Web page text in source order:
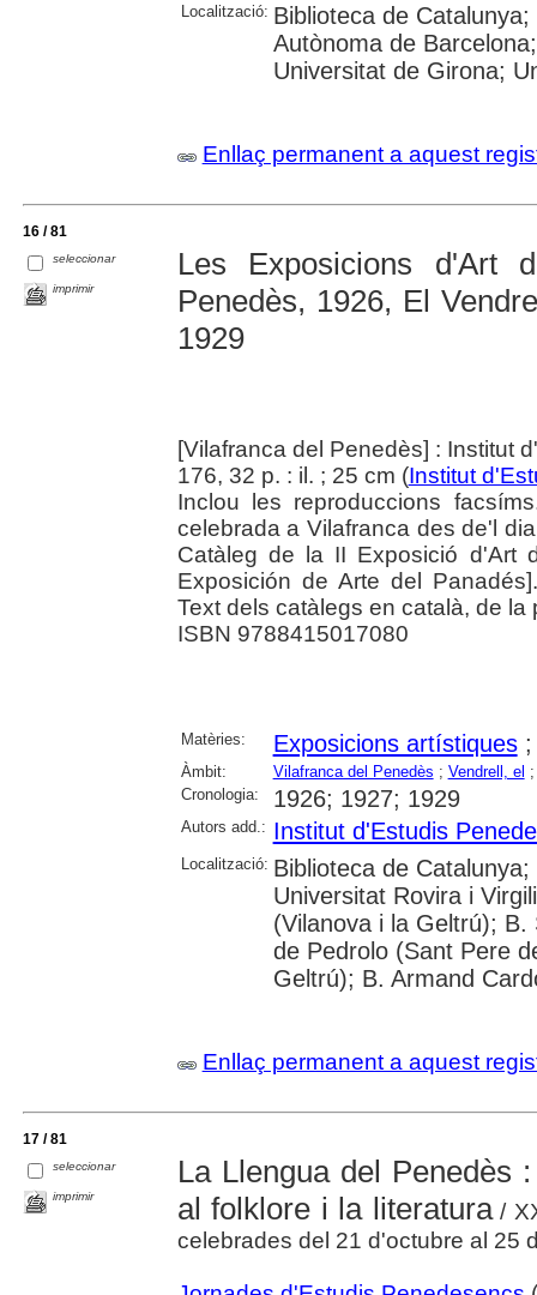
Localització: Biblioteca de
Autònoma de
Universitat de Girona;
Enllaç permanent a aquest
16 / 81
seleccionar
imprimir
Les Exposicions d'Art
Penedès, 1926, El
1929
[Vilafranca del Penedès] : Institut
176, 32 p. : il. ; 25 cm (Institut
Inclou les reproduccions
celebrada a Vilafranca des de'l
Catàleg de la II Exposició d'Art
Exposición de Arte del
Text dels catàlegs en català, de la
ISBN 9788415017080
Matèries: Exposicions artístiques
Àmbit: Vilafranca del Penedès ; Vendrell, el
Cronologia:
1926; 1927; 1929
Autors add.: Institut d'Estudis
Localització: Biblioteca de
Universitat Rovira i
(Vilanova i la Geltrú);
de Pedrolo (Sant Pere
Geltrú); B. Armand
Enllaç permanent a aquest
17 / 81
seleccionar
imprimir
La Llengua del Penedès
al folklore i la literatura/
celebrades del 21 d'octubre al 25